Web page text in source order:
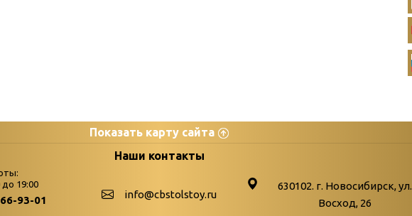
Показать карту сайта
palitra
Бюллетень новых поступлений
Война. Народ. Победа.
Наши контакты
до 19:00
93-01 info@cbstolstoy.ru
630102. г. Новосибирск, ул.
Восход, 26